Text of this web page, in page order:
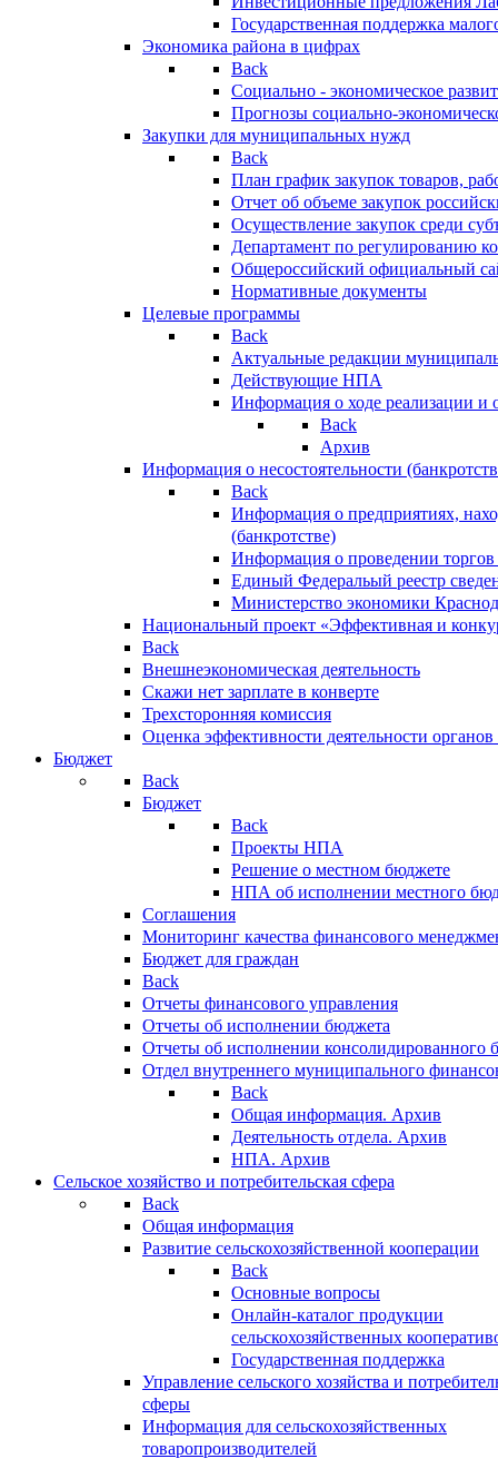
Государственная поддержка
Экономика района в цифрах
Back
Социально - экономическое
Прогнозы социально-
Закупки для муниципальных нужд
Back
План график закупок товаров,
Отчет об объеме закупок
Осуществление закупок среди
Департамент по регулированию
Общероссийский официальный
Нормативные документы
Целевые программы
Back
Актуальные редакции
Действующие НПА
Информация о ходе реализации
Back
Архив
Информация о несостоятельности
Back
Информация о предприятиях,
(банкротстве)
Информация о проведении
Единый Федеральый реестр
Министерство экономики
Национальный проект «Эффективная и
Back
Внешнеэкономическая деятельность
Скажи нет зарплате в конверте
Трехсторонняя комиссия
Оценка эффективности деятельности
Бюджет
Back
Бюджет
Back
Проекты НПА
Решение о местном бюджете
НПА об исполнении местного
Соглашения
Мониторинг качества финансового
Бюджет для граждан
Back
Отчеты финансового управления
Отчеты об исполнении бюджета
Отчеты об исполнении консолидированного
Отдел внутреннего муниципального
Back
Общая информация. Архив
Деятельность отдела. Архив
НПА. Архив
Сельское хозяйство и потребительская сфера
Back
Общая информация
Развитие сельскохозяйственной кооперации
Back
Основные вопросы
Онлайн-каталог продукции
сельскохозяйственных
Государственная поддержка
Управление сельского хозяйства и
сферы
Информация для сельскохозяйственных
товаропроизводителей